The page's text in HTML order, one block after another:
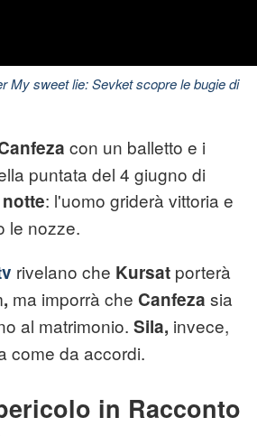
My sweet lie: Sevket scopre le bugie di
con un balletto e i
puntata del 4 giugno di
: l'uomo griderà vittoria e
le nozze.
rivelano che Kursat porterà
, ma imporrà che Canfeza sia
al matrimonio. Sila, invece,
come da accordi.
in Racconto